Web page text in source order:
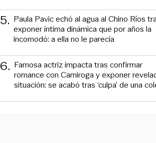
5. Paula Pavic echó al agua al Chino Ríos
exponer íntima dinámica que por años la
incomodó: a ella no le parecía
6. Famosa actriz impacta tras confirmar
romance con Camiroga y exponer
situación: se acabó tras ‘culpa’ de una